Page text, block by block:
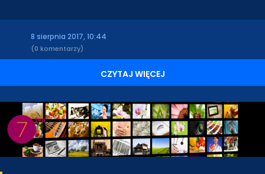
8 sierpnia 2017, 10:44
(0 komentarzy)
CZYTAJ WIĘCEJ